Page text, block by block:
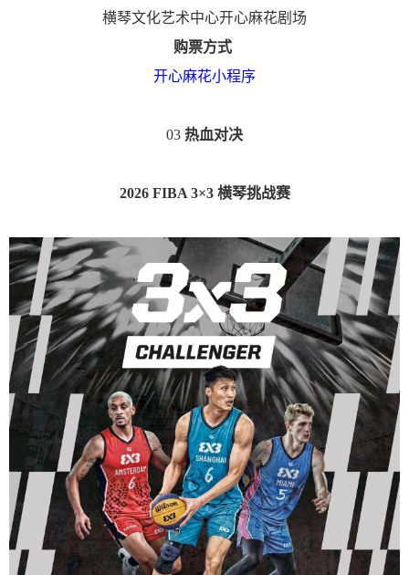
横琴文化艺术中心开心麻花剧场
购票方式
开心麻花小程序
03 热血对决
2026 FIBA 3×3 横琴挑战赛